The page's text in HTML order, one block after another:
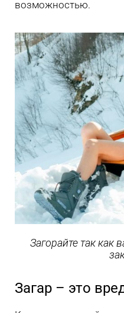
возможностью.
Загорайте так как
Загар – это